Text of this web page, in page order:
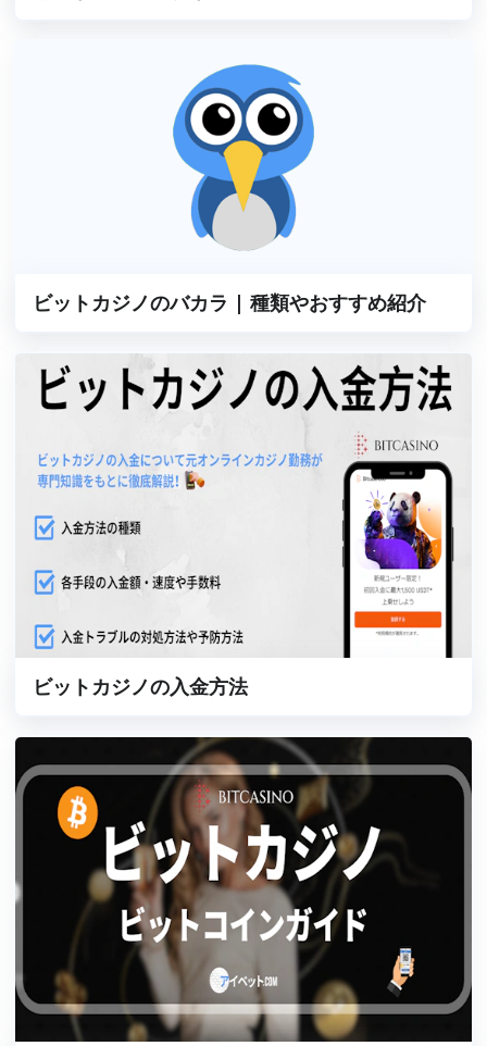
ビットカジノのバカラ | 種類やおすすめ紹介
ビットカジノの入金方法